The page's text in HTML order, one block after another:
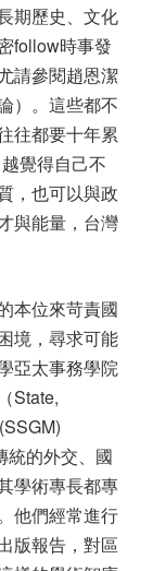
期歷史、文化
follow時事發
請參閱趙恩潔
）。這些都不
往都要十年累
覺得自己不
，也可以與政
與能量，台灣
本位來苛責國
境，尋求可能
亞太事務學院
State,
統的外交、國
學術專長都專
他們經常進行
版報告，對區